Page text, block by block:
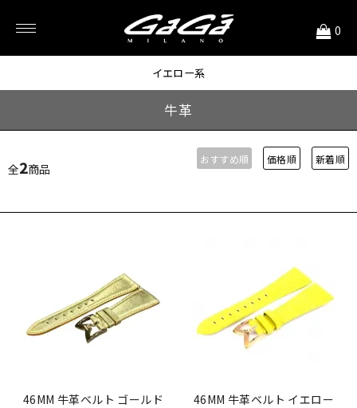
0
46MM用 ストラップ
イエロー系
牛革
全2商品
おすすめ順 価格順 新着順
46MM 牛革ベルト ゴールド
46MM 牛革ベルト イエロー